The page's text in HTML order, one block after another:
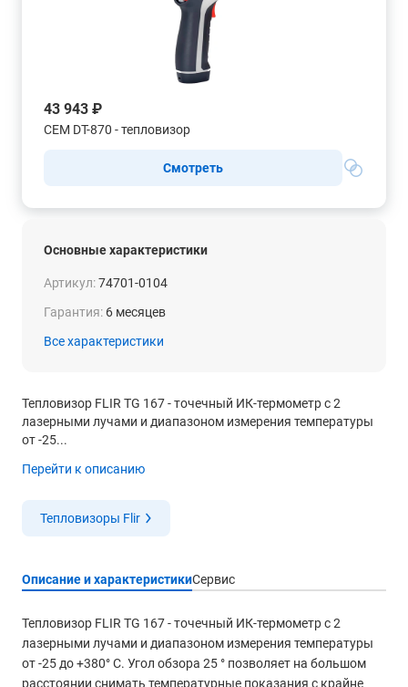
43 943 ₽
CEM DT-870 - тепловизор
Смотреть
Основные характеристики
Артикул:74701-0104
Гарантия: 6 месяцев
Все характеристики
Тепловизор FLIR TG 167 - точечный ИК-термометр с 2
лазерными лучами и диапазоном измерения температуры
от -25...
Перейти к описанию
Тепловизоры Flir
Описание и характеристикиСервис
Тепловизор FLIR TG 167 - точечный ИК-термометр с 2
лазерными лучами и диапазоном измерения температуры
от -25 до +380° C. Угол обзора 25 ° позволяет на большом
расстоянии снимать температурные показания с крайне